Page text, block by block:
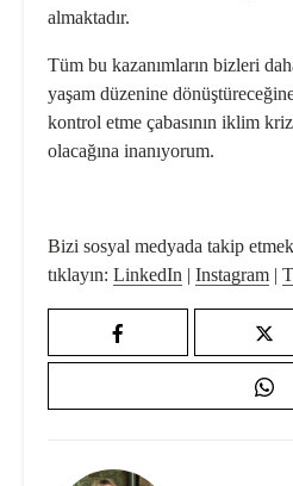
almaktadır.
Tüm bu kazanımların bizleri
yaşam düzenine
kontrol etme çabasının iklim
olacağına inanıyorum.
Bizi sosyal medyada takip
tıklayın: LinkedIn | Instagram |